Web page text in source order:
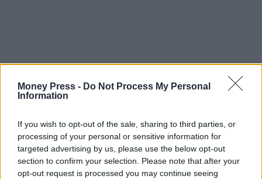
Money Press - Do Not Process My Personal
Information
If you wish to opt-out of the sale, sharing to third parties, or
processing of your personal or sensitive information for
targeted advertising by us, please use the below opt-out
section to confirm your selection. Please note that after your
opt-out request is processed you may continue seeing